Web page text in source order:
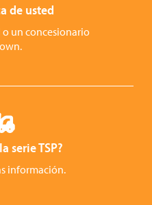
de usted
o un concesionario
serie TSP?
información.